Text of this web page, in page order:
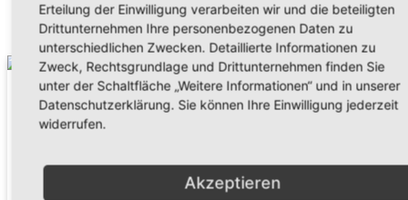
Erteilung der Einwilligung verarbeiten wir und die beteiligten
Drittunternehmen Ihre personenbezogenen Daten zu
unterschiedlichen Zwecken. Detaillierte Informationen zu
Zweck, Rechtsgrundlage und Drittunternehmen finden Sie
unter der Schaltfläche „Weitere Informationen“ und in unserer
Datenschutzerklärung. Sie können Ihre Einwilligung jederzeit
widerrufen.
Akzeptieren